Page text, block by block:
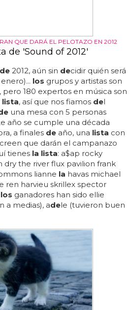
QUE DARÁ EL PELOTAZO EN 2012
de 'Sound of 2012'
2012, aún sin decidir quién será
los grupos y artistas son
pero 180 expertos en música son
lista, así que nos fiamos del
una mesa con 5 personas
año se cumple una década
a finales de año, una lista con
que darán el campanazo
tienes la lista: a$ap rocky
dry the river flux pavilion frank
lianne la havas michael
ren harvieu skrillex spector
los ganadores han sido ellie
a medias), adele (tuvieron buen